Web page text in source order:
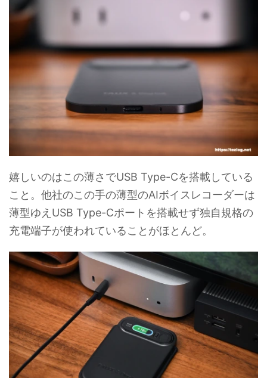
嬉しいのはこの薄さでUSB Type-Cを搭載している
こと。他社のこの手の薄型のAIボイスレコーダーは
薄型ゆえUSB Type-Cポートを搭載せず独自規格の
充電端子が使われていることがほとんど。